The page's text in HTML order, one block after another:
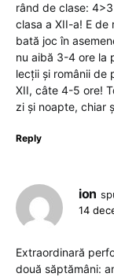
rând de clase:
clasa a XII-a! E de
bată joc în
nu aibă 3-4 ore la
lecții și românii de
XII, câte 4-5 ore!
zi și noapte, chiar
Reply
ion
14
Extraordinară
două săptămâni: